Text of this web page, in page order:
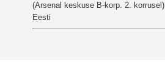
(Arsenal keskuse B-korp. 2. korrusel)
Eesti